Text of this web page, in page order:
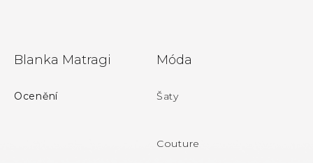
Blanka Matragi
Ocenění
Móda
Šaty
Couture